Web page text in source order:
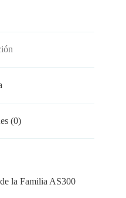
(0)
la Familia AS300